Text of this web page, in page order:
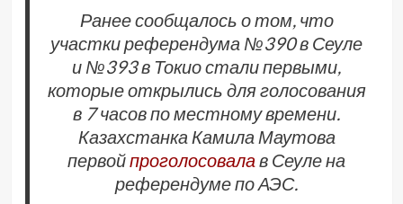
Ранее сообщалось о том, что
участки референдума №390 в Сеуле
и №393 в Токио стали первыми,
которые открылись для голосования
в 7 часов по местному времени.
Казахстанка Камила Маутова
первойпроголосовалав Сеуле на
референдуме по АЭС.